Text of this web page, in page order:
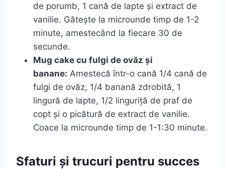
de porumb, 1 cană de lapte și extract de
vanilie. Gătește la microunde timp de 1-2
minute, amestecând la fiecare 30 de
secunde.
Mug cake cu fulgi de ovăz și
banane: Amestecă într-o cană 1/4 cană de
fulgi de ovăz, 1/4 banană zdrobită, 1
lingură de lapte, 1/2 linguriță de praf de
copt și o picătură de extract de vanilie.
Coace la microunde timp de 1-1:30 minute.
Sfaturi și trucuri pentru succes